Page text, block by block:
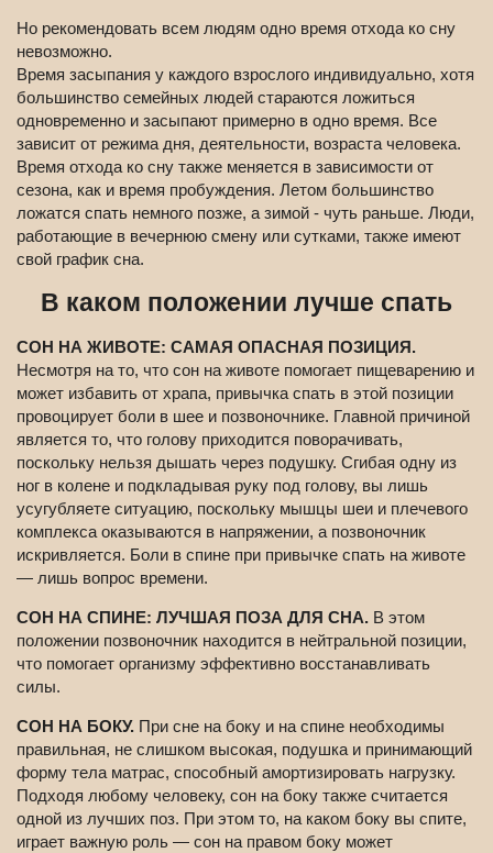
Но рекомендовать всем людям одно время отхода ко сну
невозможно.
Время засыпания у каждого взрослого индивидуально, хотя
большинство семейных людей стараются ложиться
одновременно и засыпают примерно в одно время. Все
зависит от режима дня, деятельности, возраста человека.
Время отхода ко сну также меняется в зависимости от
сезона, как и время пробуждения. Летом большинство
ложатся спать немного позже, а зимой - чуть раньше. Люди,
работающие в вечернюю смену или сутками, также имеют
свой график сна.
В каком положении лучше спать
СОН НА ЖИВОТЕ: САМАЯ ОПАСНАЯ ПОЗИЦИЯ.
Несмотря на то, что сон на животе помогает пищеварению и
может избавить от храпа, привычка спать в этой позиции
провоцирует боли в шее и позвоночнике. Главной причиной
является то, что голову приходится поворачивать,
поскольку нельзя дышать через подушку. Сгибая одну из
ног в колене и подкладывая руку под голову, вы лишь
усугубляете ситуацию, поскольку мышцы шеи и плечевого
комплекса оказываются в напряжении, а позвоночник
искривляется. Боли в спине при привычке спать на животе
— лишь вопрос времени.
СОН НА СПИНЕ: ЛУЧШАЯ ПОЗА ДЛЯ СНА. В этом
положении позвоночник находится в нейтральной позиции,
что помогает организму эффективно восстанавливать
силы.
СОН НА БОКУ. При сне на боку и на спине необходимы
правильная, не слишком высокая, подушка и принимающий
форму тела матрас, способный амортизировать нагрузку.
Подходя любому человеку, сон на боку также считается
одной из лучших поз. При этом то, на каком боку вы спите,
играет важную роль — сон на правом боку может